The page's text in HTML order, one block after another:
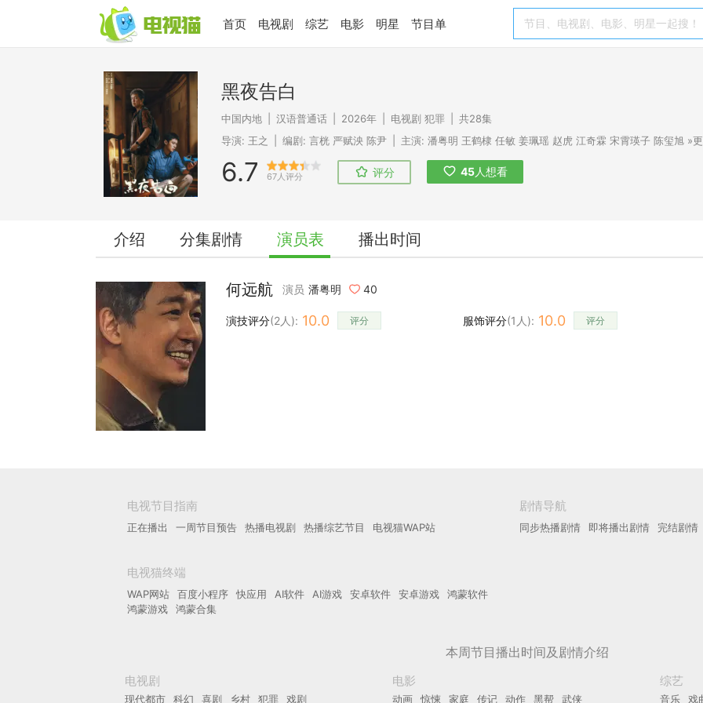
首页 电视剧 综艺 电影 明星 节目单
黑夜告白
中国内地 汉语普通话 2026年 电视剧 犯罪
共28集
导演: 王之 编剧: 言桄 严赋泱 陈尹 主演: 潘粤明 王鹤棣 任敏 姜珮瑶 赵虎 江奇霖 宋霄瑛子 陈玺旭 »
6.7 67人评分 评分 45人想看
介绍 分集剧情 演员表 播出时间
何远航 演员 潘粤明 40
演技评分(2人): 10.0 评分 服饰评分(1 人): 10.0 评分
电视节目指南
正在播出 一周节目预告 热播电视剧 热播综艺节目 电视猫WAP站
剧情导航
同步热播剧情 即将播出剧情 完结剧情
电视猫终端
WAP网站 百度小程序 快应用 AI软件 AI游戏 安卓软件 安卓游戏
鸿蒙软件
鸿蒙游戏
鸿蒙合集
本周节目播出时间及剧情介绍
电视剧
现代都市 科幻 喜剧 乡村 犯罪 戏剧
电影
动画 惊悚 家庭 传记 动作 黑帮 武侠
综艺
音乐 戏